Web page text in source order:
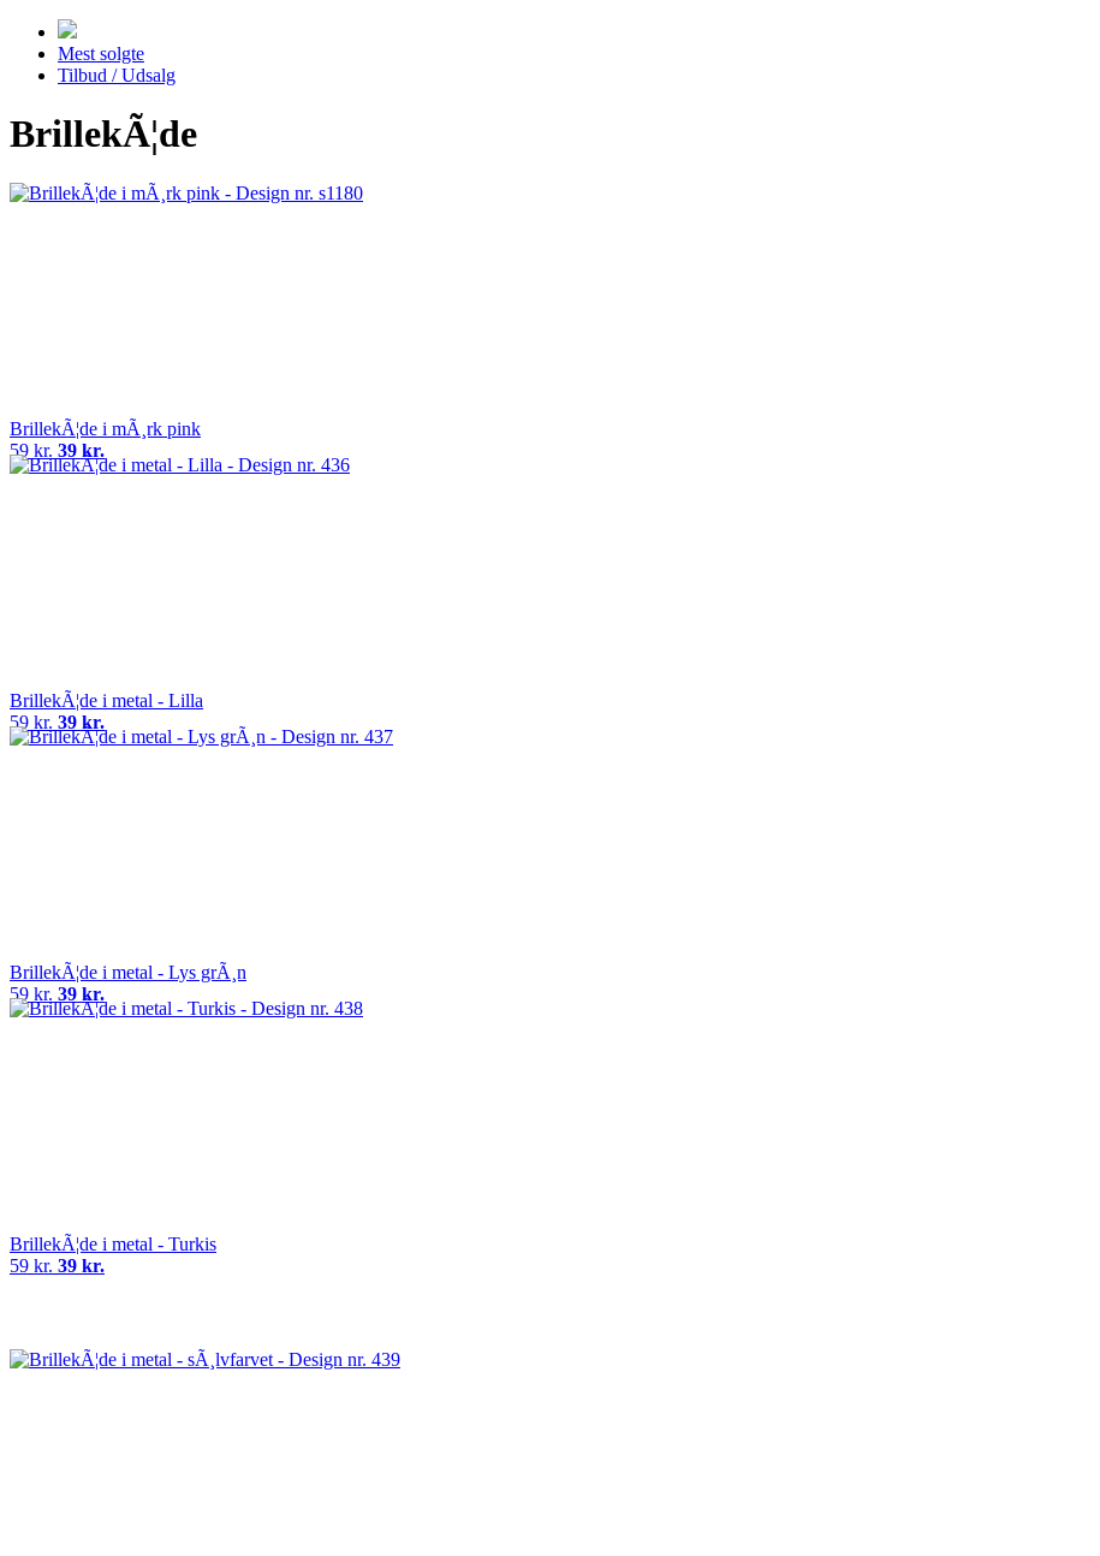
Mest solgte
Tilbud / Udsalg
BrillekÃ¦de
BrillekÃ¦de i mÃ¸rk pink
59 kr. 39 kr.
BrillekÃ¦de i metal - Lilla
59 kr. 39 kr.
BrillekÃ¦de i metal - Lys grÃ¸n
59 kr. 39 kr.
BrillekÃ¦de i metal - Turkis
59 kr. 39 kr.